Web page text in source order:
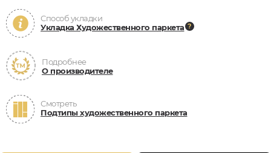
Способ укладки
Укладка Художественного паркета
Подробнее
О производителе
Смотреть
Подтипы художественного паркета